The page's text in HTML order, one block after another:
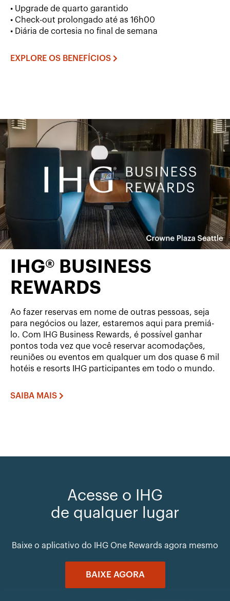
• Upgrade de quarto garantido
• Check-out prolongado até as 16h00
• Diária de cortesia no final de semana
EXPLORE OS BENEFÍCIOS
IHG® BUSINESS
REWARDS
Ao fazer reservas em nome de outras pessoas, seja
para negócios ou lazer, estaremos aqui para premiá-
lo. Com IHG Business Rewards, é possível ganhar
pontos toda vez que você reservar acomodações,
reuniões ou eventos em qualquer um dos quase 6 mil
hotéis e resorts IHG participantes em todo o mundo.
SAIBA MAIS
Acesse o IHG
de qualquer lugar
Baixe o aplicativo do IHG One Rewards agora mesmo
BAIXE AGORA